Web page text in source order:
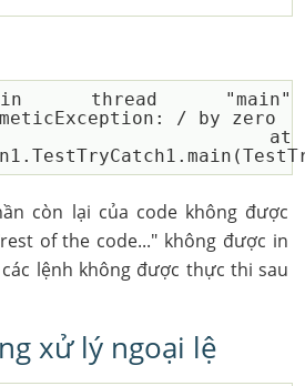
in thread "main"
/ by zero
còn lại của code không được
of the code..." không được in
lệnh không được thực thi sau
xử lý ngoại lệ